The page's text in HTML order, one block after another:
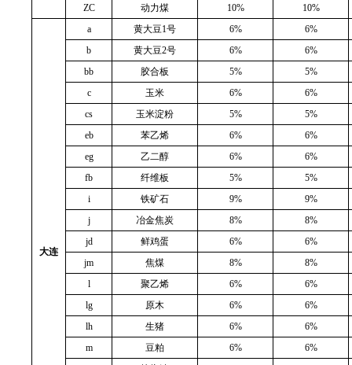
ZC
动力煤 10% 10%
大连
a 黄大豆1号 6%
6%
b
黄大豆2号 6%
6%
bb
胶合板 5%
5%
c
玉米 6%
6%
cs
玉米淀粉 5%
5%
eb
苯乙烯 6%
6%
eg
乙二醇 6%
6%
fb
纤维板 5%
5%
i
铁矿石 9%
9%
j
冶金焦炭 8%
8%
jd
鲜鸡蛋 6%
6%
jm
焦煤 8%
8%
l
聚乙烯 6%
6%
lg
原木 6%
6%
lh
生猪 6%
6%
m
豆粕 6%
6%